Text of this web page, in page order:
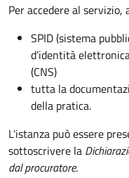
Per accedere al
SPID (sistema
d’identità
(CNS)
tutta la
della pratica.
L'istanza può essere
sottoscrivere la
dal procuratore.